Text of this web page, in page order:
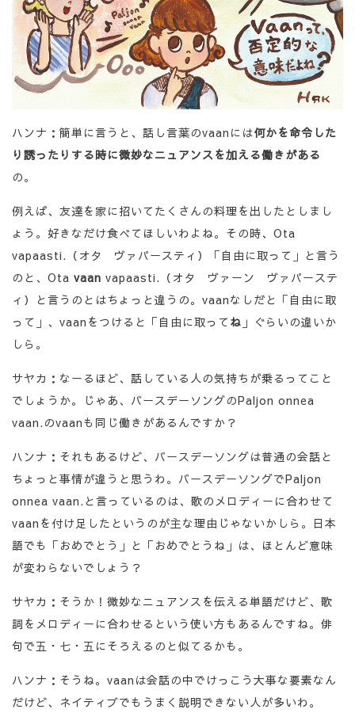
ハンナ：簡単に言うと、話し言葉のvaanには何かを命令した
り誘ったりする時に微妙なニュアンスを加える働きがある
の。
例えば、友達を家に招いてたくさんの料理を出したとしまし
ょう。好きなだけ食べてほしいわよね。その時、Ota
vapaasti.（オタ ヴァパースティ）「自由に取って」と言う
のと、Ota vaan vapaasti.（オタ ヴァーン ヴァパーステ
ィ）と言うのとはちょっと違うの。vaanなしだと「自由に取
って」、vaanをつけると「自由に取ってね 」ぐらいの違いか
しら。
サヤカ：なーるほど、話している人の気持ちが乗るってこと
でしょうか。じゃあ、バースデーソングのPaljon onnea
vaan.のvaanも同じ働きがあるんですか？
ハンナ：それもあるけど、バースデーソングは普通の会話と
ちょっと事情が違うと思うわ。バースデーソングでPaljon
onnea vaan.と言っているのは、歌のメロディーに合わせて
vaanを付け足したというのが主な理由じゃないかしら。日本
語でも「おめでとう」と「おめでとうね」は、ほとんど意味
が変わらないでしょう？
サヤカ：そうか！微妙なニュアンスを伝える単語だけど、歌
詞をメロディーに合わせるという使い方もあるんですね。俳
句で五・七・五にそろえるのと似てるかも。
ハンナ：そうね。vaanは会話の中でけっこう大事な要素なん
だけど、ネイティブでもうまく説明できない人が多いわ。